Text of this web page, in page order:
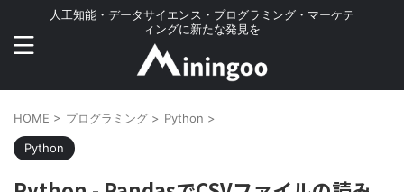
人工知能・データサイエンス・プログラミング・マーケテ
ィングに新たな発見を
HOME > プログラミング > Python >
Python